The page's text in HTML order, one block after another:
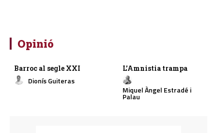
Opinió
Barroc al segle XXI
Dionís Guiteras
L’Amnistia trampa
Miquel Àngel Estradé i
Palau